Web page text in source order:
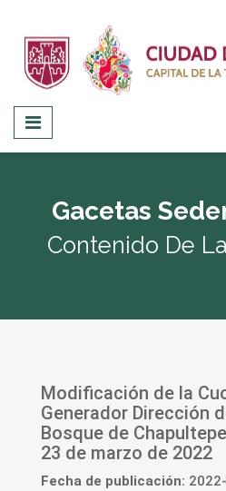
Gacetas
Contenido De
Modificación de la
Generador Dirección
Bosque de
23 de marzo de 2022
Fecha de publicación: